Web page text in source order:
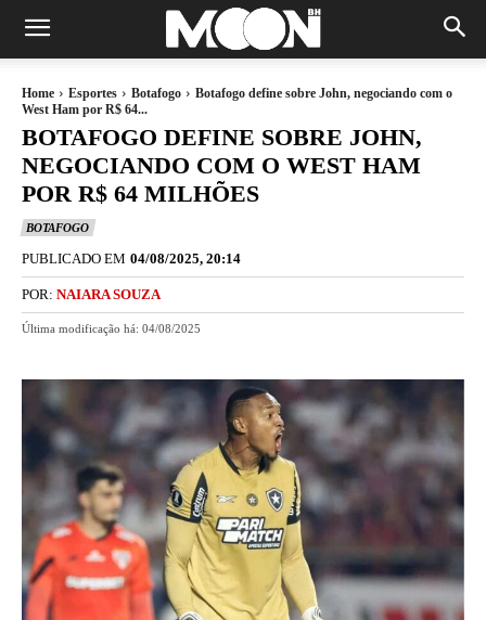
Home Esportes Botafogo
Botafogo define sobre John, negociando com o
West Ham por R$ 64...
BOTAFOGO DEFINE SOBRE JOHN,
NEGOCIANDO COM O WEST HAM
POR R$ 64 MILHÕES
BOTAFOGO
PUBLICADO EM 04/08/2025, 20:14
POR: NAIARA SOUZA
Última modificação há: 04/08/2025